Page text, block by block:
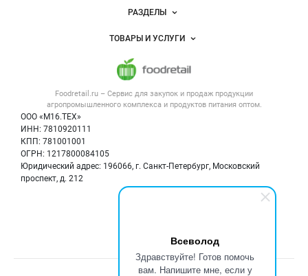
Всеволод
Здравствуйте! Готов помочь
вам. Напишите мне, если у
Foodretail.ru – Сервис для закупок и продаж продукции
агропромышленного комплекса и продуктов питания оптом.
ООО «М16.ТЕХ»
ИНН: 7810920111
КПП: 781001001
ОГРН: 1217800084105
Юридический адрес: 196066, г. Санкт-Петербург, Московский
проспект, д. 212
Новости Foodretail.ru
Размещение рекламы
Публичная оферта
Контактная информация
Политика обработки персональных данных
РАЗДЕЛЫ
Объявления
Новости рынка
Вакансии
ТОВАРЫ И УСЛУГИ
Напитки, соки, вода
Оборудование для пищепрома
Информация о компаниях
Карта объявлений